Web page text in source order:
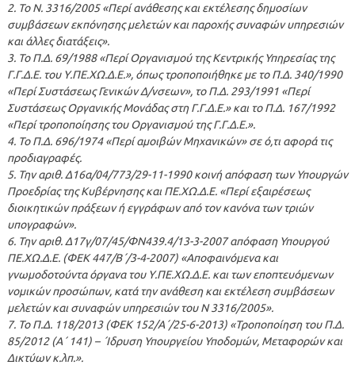
2. Το Ν. 3316/2005 «Περί ανάθεσης και εκτέλεσης δημοσίων
συμβάσεων εκπόνησης μελετών και παροχής συναφών υπηρεσιών
και άλλες διατάξεις».
3. Το Π.Δ. 69/1988 «Περί Οργανισμού της Κεντρικής Υπηρεσίας της
Γ.Γ.Δ.Ε. του Υ.ΠΕ.ΧΩ.Δ.Ε.», όπως τροποποιήθηκε με το Π.Δ. 340/1990
«Περί Συστάσεως Γενικών Δ/νσεων», το Π.Δ. 293/1991 «Περί
Συστάσεως Οργανικής Μονάδας στη Γ.Γ.Δ.Ε.» και το Π.Δ. 167/1992
«Περί τροποποίησης του Οργανισμού της Γ.Γ.Δ.Ε.».
4. Το Π.Δ. 696/1974 «Περί αμοιβών Μηχανικών» σε ό,τι αφορά τις
προδιαγραφές.
5. Την αριθ. Δ16α/04/773/29-11-1990 κοινή απόφαση των Υπουργών
Προεδρίας της Κυβέρνησης και ΠΕ.ΧΩ.Δ.Ε. «Περί εξαιρέσεως
διοικητικών πράξεων ή εγγράφων από τον κανόνα των τριών
υπογραφών».
6. Την αριθ. Δ17γ/07/45/ΦΝ439.4/13-3-2007 απόφαση Υπουργού
ΠΕ.ΧΩ.Δ.Ε. (ΦΕΚ 447/Β΄/3-4-2007) «Αποφαινόμενα και
γνωμοδοτούντα όργανα του Υ.ΠΕ.ΧΩ.Δ.Ε. και των εποπτευόμενων
νομικών προσώπων, κατά την ανάθεση και εκτέλεση συμβάσεων
μελετών και συναφών υπηρεσιών του Ν 3316/2005».
7. Το Π.Δ. 118/2013 (ΦΕΚ 152/Α΄/25-6-2013) «Τροποποίηση του Π.Δ.
85/2012 (Α΄ 141) – ΄Ιδρυση Υπουργείου Υποδομών, Μεταφορών και
Δικτύων κ.λπ.».